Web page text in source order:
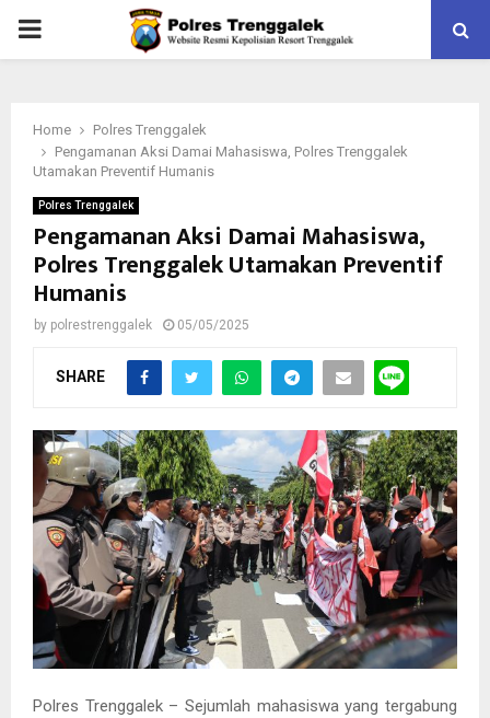
PRIMARY
Home
Polres Trenggalek
Pengamanan Aksi Damai Mahasiswa, Polres Trenggalek
Utamakan Preventif Humanis
Polres Trenggalek
Pengamanan Aksi Damai Mahasiswa,
Polres Trenggalek Utamakan Preventif
Humanis
by polrestrenggalek 05/05/2025
SHARE
Polres Trenggalek – Sejumlah mahasiswa yang tergabung